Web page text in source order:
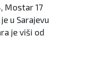
Mostar 17
u Sarajevu
je viši od